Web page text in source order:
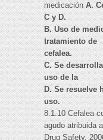
medicaciónA.
C y D.
B. Uso de
tratamiento de
cefalea.
C. Se
uso de la
D. Se resuelve
uso.
8.1.10 Cefalea
agudo atribuida
Drug Safety,